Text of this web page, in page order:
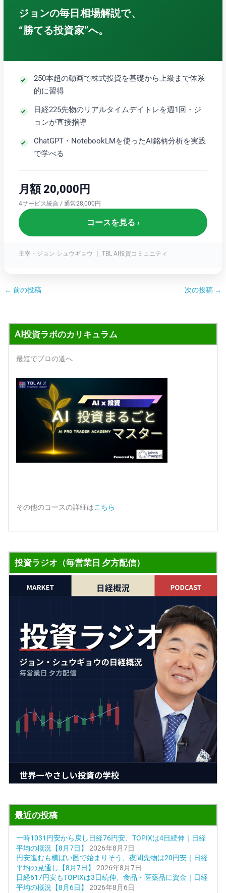
ジョンの毎日相場解説で、
“勝てる投資家”へ。
250本超の動画で株式投資を基礎から上級まで体系
的に習得
日経225先物のリアルタイムデイトレを週1回・ジ
ョンが直接指導
ChatGPT・NotebookLMを使ったAI銘柄分析を実践
で学べる
月額 20,000円
4サービス統合 / 通常28,000円
コースを見る ›
主宰・ジョン シュウギョウ ｜ TBL AI投資コミュニティ
← 前の投稿 次の投稿 →
AI投資ラボのカリキュラム
最短でプロの道へ
その他のコースの詳細はこちら
投資ラジオ（毎営業日 夕方配信）
最近の投稿
一時1031円安から戻し日経76円安、TOPIXは4日続伸｜日経
平均の概況【8月7日】
2026年8月7日
円安進むも横ばい圏で始まりそう、夜間先物は20円安｜日経
平均の見通し【8月7日】
2026年8月7日
日経617円安もTOPIXは3日続伸、食品・医薬品に資金｜日経
平均の概況【8月6日】
2026年8月6日